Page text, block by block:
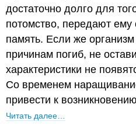
достаточно долго для
потомство, передают ему
память. Если же
причинам погиб, не
характеристики не
Со временем
привести к
Читать далее…